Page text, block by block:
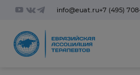
info@euat.ru+7 (495)